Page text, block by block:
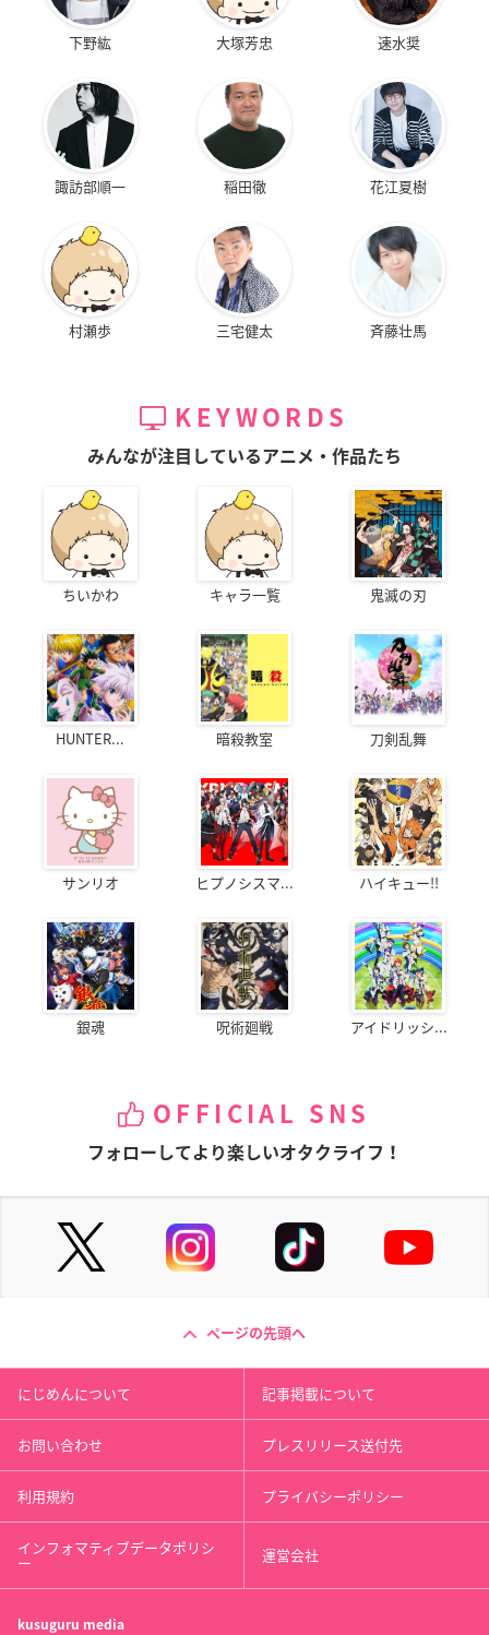
下野紘 大塚芳忠 速水奨
諏訪部順一 稲田徹 花江夏樹
村瀬歩 三宅健太 斉藤壮馬
KEYWORDS
みんなが注目しているアニメ・作品たち
ちいかわ キャラ一覧 鬼滅の刃
HUNTER... 暗殺教室 刀剣乱舞
サンリオ ヒプノシスマ... ハイキュー!!
銀魂 呪術廻戦 アイドリッシ...
OFFICIAL SNS
フォローしてより楽しいオタクライフ！
ページの先頭へ
にじめんについて 記事掲載について
お問い合わせ プレスリリース送付先
利用規約 プライバシーポリシー
インフォマティブデータポリシ
ー 運営会社
kusuguru media